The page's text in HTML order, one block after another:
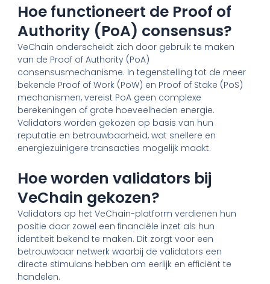
Hoe functioneert de Proof of
Authority (PoA) consensus?
VeChain onderscheidt zich door gebruik te maken
van de Proof of Authority (PoA)
consensusmechanisme. In tegenstelling tot de meer
bekende Proof of Work (PoW) en Proof of Stake (PoS)
mechanismen, vereist PoA geen complexe
berekeningen of grote hoeveelheden energie.
Validators worden gekozen op basis van hun
reputatie en betrouwbaarheid, wat snellere en
energiezuinigere transacties mogelijk maakt.
Hoe worden validators bij
VeChain gekozen?
Validators op het VeChain-platform verdienen hun
positie door zowel een financiële inzet als hun
identiteit bekend te maken. Dit zorgt voor een
betrouwbaar netwerk waarbij de validators een
directe stimulans hebben om eerlijk en efficiënt te
handelen.